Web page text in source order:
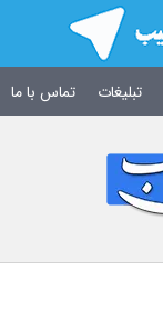
تبلیغات تماس با ما